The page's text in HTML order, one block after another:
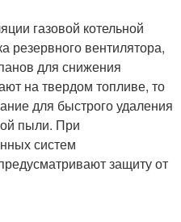
газовой котельной
резервного вентилятора,
для снижения
на твердом топливе, то
для быстрого удаления
пыли. При
систем
защиту от